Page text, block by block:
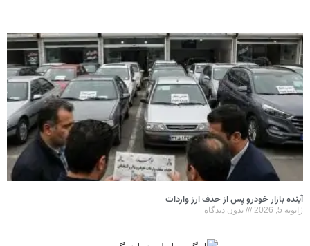
آینده بازار خودرو پس از حذف ارز واردات
ژانویه 5, 2026 بدون دیدگاه